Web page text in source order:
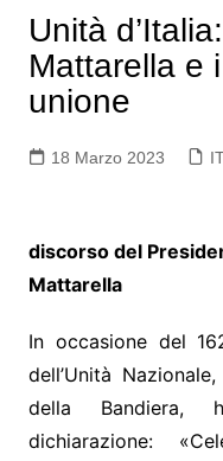
Unità
Mattarella e
unione
18 Marzo 2023
discorso del
Mattarella
In occasione del
dell’Unità
della Bandiera,
dichiarazione: